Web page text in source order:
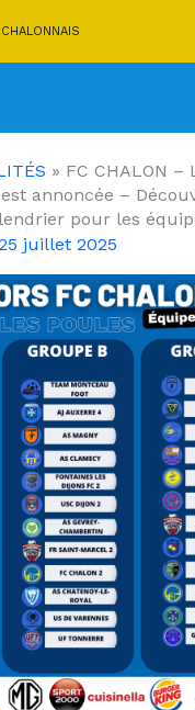
» FC CHALON –
annoncée –
pour les
juillet 2025